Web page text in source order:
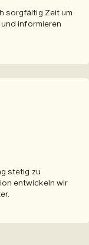
sorgfältig Zeit um
informieren
stetig zu
entwickeln wir